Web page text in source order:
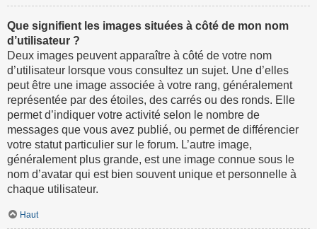
Que signifient les images situées à côté de mon nom
d’utilisateur ?
Deux images peuvent apparaître à côté de votre nom
d’utilisateur lorsque vous consultez un sujet. Une d’elles
peut être une image associée à votre rang, généralement
représentée par des étoiles, des carrés ou des ronds. Elle
permet d’indiquer votre activité selon le nombre de
messages que vous avez publié, ou permet de différencier
votre statut particulier sur le forum. L’autre image,
généralement plus grande, est une image connue sous le
nom d’avatar qui est bien souvent unique et personnelle à
chaque utilisateur.
Haut